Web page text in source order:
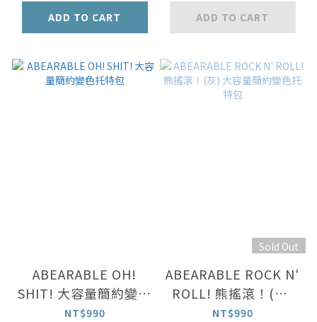
ADD TO CART ADD TO CART
ABEARABLE OH!
SHIT! 大容量簡約變色
托特包
NT$990
Sold Out
ABEARABLE ROCK N'
ROLL! 熊搖滾！(灰)
大容量簡約變色托特包
NT$990